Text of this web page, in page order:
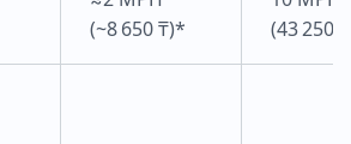
(~8 650 ₸)*
(43 250